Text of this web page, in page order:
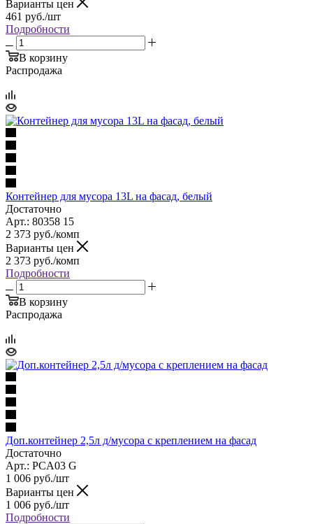
Варианты цен
461 руб./шт
Подробности
В корзину
Распродажа
Контейнер для мусора 13L на фасад, белый
Достаточно
Арт.: 80358 15
2 373 руб./комп
Варианты цен
2 373 руб./комп
Подробности
В корзину
Распродажа
Доп.контейнер 2,5л д/мусора с креплением на фасад
Достаточно
Арт.: PCA03 G
1 006 руб./шт
Варианты цен
1 006 руб./шт
Подробности